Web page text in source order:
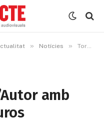
» Notícies » Torna el Dia de l’Autor amb entrades a 1,5 euros
amb